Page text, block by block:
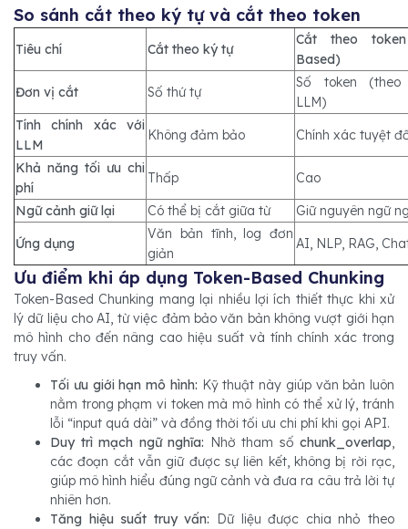
So sánh cắt theo ký tự và cắt theo token
Tiêu chí Cắt theo ký tự
Cắt theo
Based)
Đơn vị cắt
Số thứ tự
Số token (theo
LLM)
Tính chính xác với
LLM
Không đảm bảo
Chính xác tuyệt
Khả năng tối ưu chi
phí
Thấp
Cao
Ngữ cảnh giữ lại
Có thể bị cắt giữa từ
Giữ nguyên ngữ
Ứng dụng
Văn bản tĩnh, log đơn
giản
AI, NLP, RAG,
Ưu điểm khi áp dụng Token-Based Chunking
Token-Based Chunking mang lại nhiều lợi ích thiết thực khi xử
lý dữ liệu cho AI, từ việc đảm bảo văn bản không vượt giới hạn
mô hình cho đến nâng cao hiệu suất và tính chính xác trong
truy vấn.
Tối ưu giới hạn mô hình: Kỹ thuật này giúp văn bản luôn
nằm trong phạm vi token mà mô hình có thể xử lý, tránh
lỗi “input quá dài” và đồng thời tối ưu chi phí khi gọi API.
Duy trì mạch ngữ nghĩa: Nhờ tham số chunk_overlap,
các đoạn cắt vẫn giữ được sự liên kết, không bị rời rạc,
giúp mô hình hiểu đúng ngữ cảnh và đưa ra câu trả lời tự
nhiên hơn.
Tăng hiệu suất truy vấn:
Dữ liệu được chia nhỏ theo